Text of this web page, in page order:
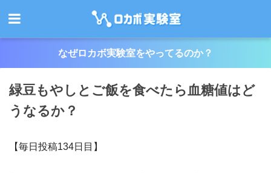
なぜロカボ実験室をやってるのか？
緑豆もやしとご飯を食べたら血糖値はど
うなるか？
【毎日投稿134日目】